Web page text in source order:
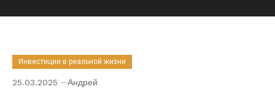
Инвестиции в реальной жизни
25.03.2025 Андрей